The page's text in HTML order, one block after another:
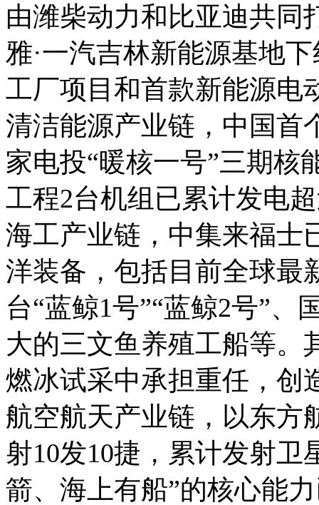
由潍柴动力和比亚迪共同
雅·一汽吉林新能源基地
工厂项目和首款新能源电
清洁能源产业链，中国
家电投“暖核一号”三期核
工程2台机组已累计发电
海工产业链，中集来福士
洋装备，包括目前全球最
台“蓝鲸1号”“蓝鲸2号”
大的三文鱼养殖工船等。
燃冰试采中承担重任，创
航空航天产业链，以东方
射10发10捷，累计发射卫
箭、海上有船”的核心能